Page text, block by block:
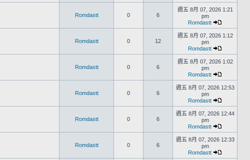
Romdastt 0 6
週五 8月 07, 2026 1:21
pm
Romdastt
Romdastt 0 12
週五 8月 07, 2026 1:12
pm
Romdastt
Romdastt 0 6
週五 8月 07, 2026 1:02
pm
Romdastt
Romdastt 0 6
週五 8月 07, 2026 12:53
pm
Romdastt
Romdastt 0 6
週五 8月 07, 2026 12:44
pm
Romdastt
Romdastt 0 6
週五 8月 07, 2026 12:33
pm
Romdastt